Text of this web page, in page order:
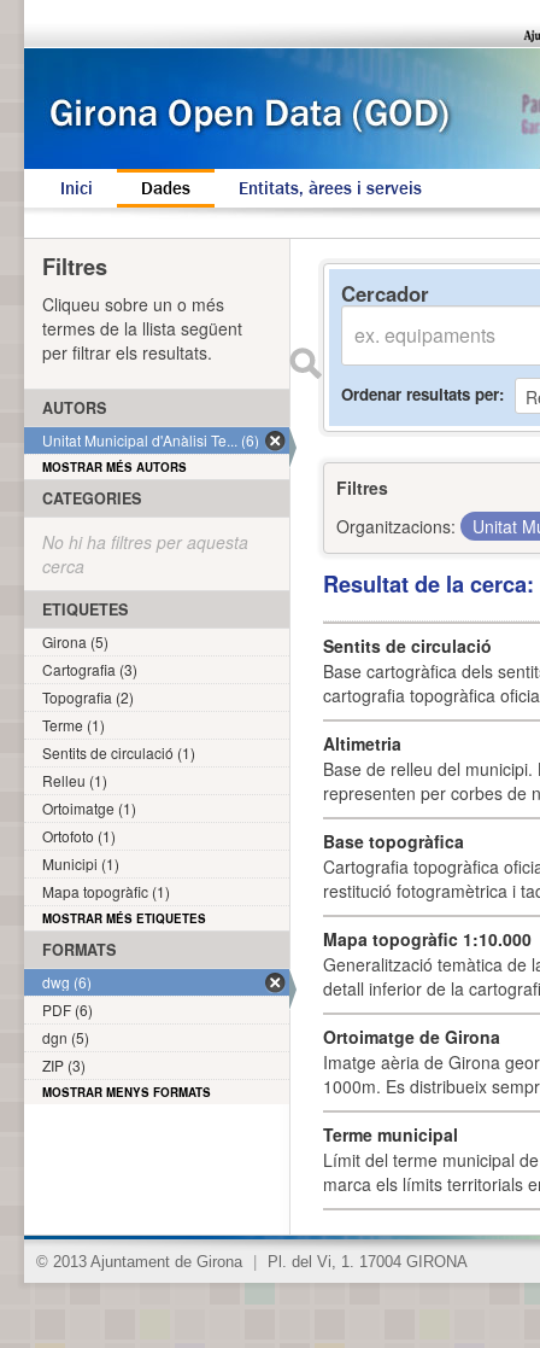
Inici Dades Entitats, àrees i serveis
Cercador
Ordenar resultats per
Filtres
Organitzacions:
Unitat
Resultat de la
Sentits de circulació
Base cartogràfica dels
cartografia topogràfica
Altimetria
Base de relleu del
representen per corbes de
Base topogràfica
Cartografia topogràfica
restitució fotogramètrica i
Mapa topogràfic 1:10.000
Generalització temàtica de
detall inferior de la
Ortoimatge de Girona
Imatge aèria de Girona
1000m. Es distribueix
Terme municipal
Límit del terme municipal
marca els límits territorials
Filtres
Cliqueu sobre un o més
termes de la llista següent
per filtrar els resultats.
AUTORS
Unitat Municipal d'Anàlisi Te... (6)
MOSTRAR MÉS AUTORS
CATEGORIES
No hi ha filtres per aquesta
cerca
ETIQUETES
Girona (5)
Cartografia (3)
Topografia (2)
Terme (1)
Sentits de circulació (1)
Relleu (1)
Ortoimatge (1)
Ortofoto (1)
Municipi (1)
Mapa topogràfic (1)
MOSTRAR MÉS ETIQUETES
FORMATS
dwg (6)
PDF (6)
dgn (5)
ZIP (3)
MOSTRAR MENYS FORMATS
© 2013 Ajuntament de Girona Pl. del Vi, 1. 17004 GIRONA